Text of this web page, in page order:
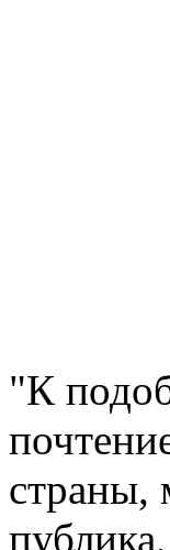
"К
страны,